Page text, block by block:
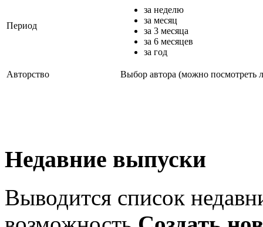
Период
за неделю
за месяц
за 3 месяца
за 6 месяцев
за год
Авторство Выбор автора (можно посмотреть
Недавние выпуски
Выводится список